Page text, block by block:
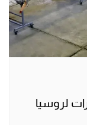
لروسيا